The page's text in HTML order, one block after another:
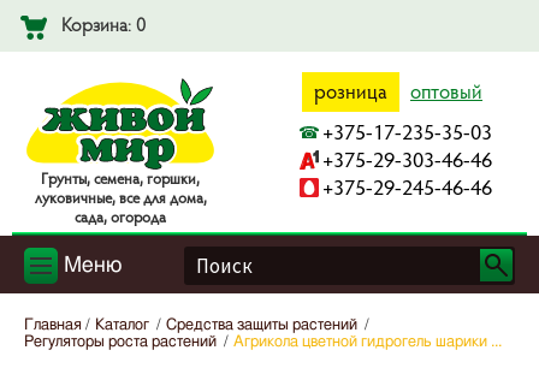
Корзина: 0
Гpyнты, ceмeнa, гopшки,
лyкoвичныe, вce для дoмa,
caдa, oгopoдa
розница оптовый
+375-17-235-35-03
+375-29-303-46-46
+375-29-245-46-46
Меню
Главная Каталог
Средства защиты растений
Регуляторы роста растений
Агрикола цветной гидрогель шарики ...